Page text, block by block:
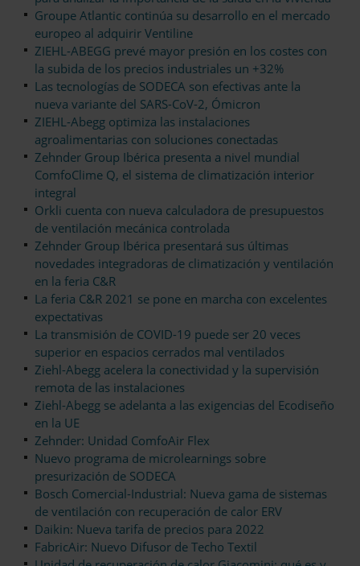
Groupe Atlantic continúa su desarrollo en el mercado
europeo al adquirir Ventiline
ZIEHL-ABEGG prevé mayor presión en los costes con
la subida de los precios industriales un +32%
Las tecnologías de SODECA son efectivas ante la
nueva variante del SARS-CoV-2, Ómicron
ZIEHL-Abegg optimiza las instalaciones
agroalimentarias con soluciones conectadas
Zehnder Group Ibérica presenta a nivel mundial
ComfoClime Q, el sistema de climatización interior
integral
Orkli cuenta con nueva calculadora de presupuestos
de ventilación mecánica controlada
Zehnder Group Ibérica presentará sus últimas
novedades integradoras de climatización y ventilación
en la feria C&R
La feria C&R 2021 se pone en marcha con excelentes
expectativas
La transmisión de COVID-19 puede ser 20 veces
superior en espacios cerrados mal ventilados
Ziehl-Abegg acelera la conectividad y la supervisión
remota de las instalaciones
Ziehl-Abegg se adelanta a las exigencias del Ecodiseño
en la UE
Zehnder: Unidad ComfoAir Flex
Nuevo programa de microlearnings sobre
presurización de SODECA
Bosch Comercial-Industrial: Nueva gama de sistemas
de ventilación con recuperación de calor ERV
Daikin: Nueva tarifa de precios para 2022
FabricAir: Nuevo Difusor de Techo Textil